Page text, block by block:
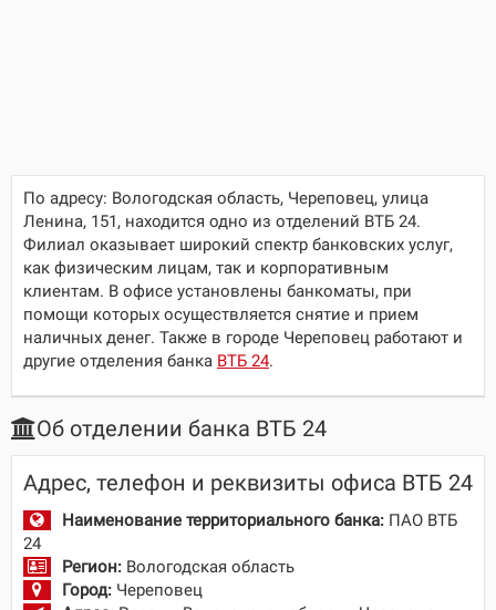
По адресу: Вологодская область, Череповец, улица
Ленина, 151, находится одно из отделений ВТБ 24.
Филиал оказывает широкий спектр банковских услуг,
как физическим лицам, так и корпоративным
клиентам. В офисе установлены банкоматы, при
помощи которых осуществляется снятие и прием
наличных денег. Также в городе Череповец работают и
другие отделения банка ВТБ 24.
Об отделении банка ВТБ 24
Адрес, телефон и реквизиты офиса ВТБ 24
Наименование территориального банка: ПАО ВТБ
24
Регион: Вологодская область
Город: Череповец